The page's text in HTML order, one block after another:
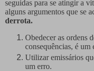
seguidas para se atingir a
alguns argumentos que se
derrota.
Obedecer as ordens
consequências, é um
Utilizar emissários
um erro.